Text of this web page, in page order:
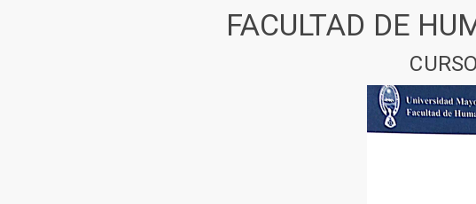
FACULTAD DE